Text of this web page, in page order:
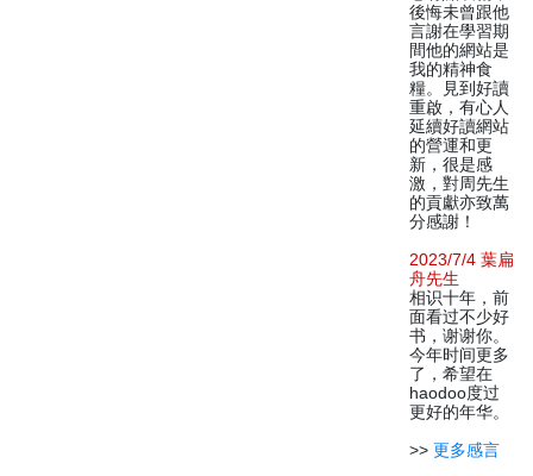
後悔未曾跟他
言謝在學習期
間他的網站是
我的精神食
糧。見到好讀
重啟，有心人
延續好讀網站
的營運和更
新，很是感
激，對周先生
的貢獻亦致萬
分感謝！
2023/7/4 葉扁
舟先生
相识十年，前
面看过不少好
书，谢谢你。
今年时间更多
了，希望在
haodoo度过
更好的年华。
>> 更多感言